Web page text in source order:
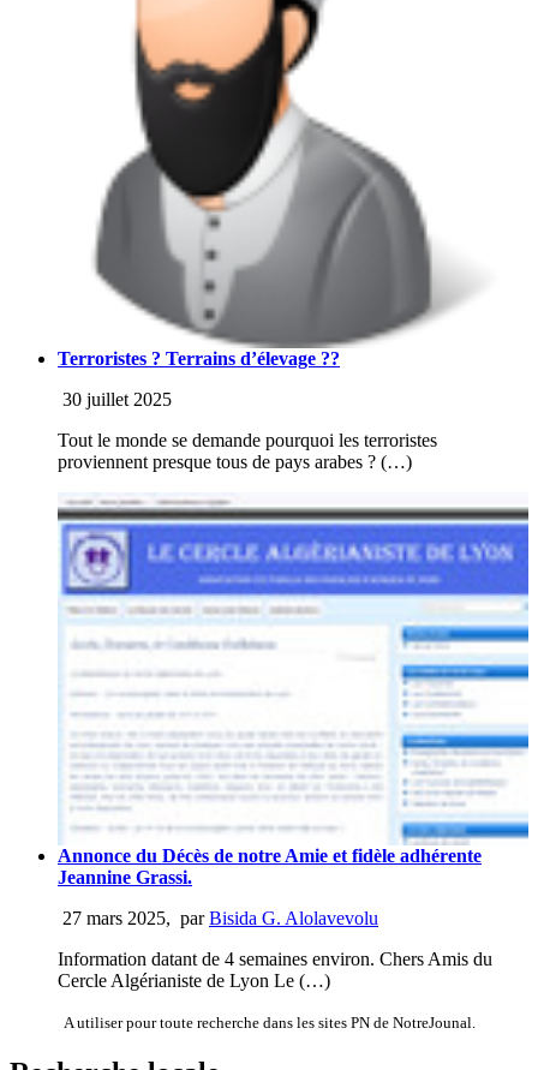
Terroristes ? Terrains d’élevage ??
30 juillet 2025
Tout le monde se demande pourquoi les terroristes
proviennent presque tous de pays arabes ? (…)
Annonce du Décès de notre Amie et fidèle adhérente
Jeannine Grassi.
27 mars 2025, parBisida G. Alolavevolu
Information datant de 4 semaines environ. Chers Amis du
Cercle Algérianiste de Lyon Le (…)
A utiliser pour toute recherche dans les sites PN de NotreJounal.